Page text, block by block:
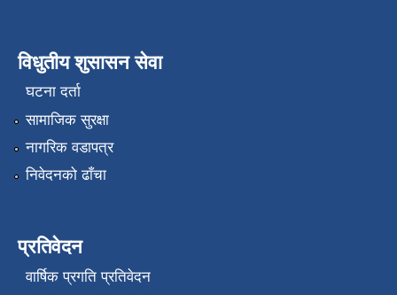
विधुतीय शुसासन सेवा
घटना दर्ता
सामाजिक सुरक्षा
नागरिक वडापत्र
निवेदनको ढाँचा
प्रतिवेदन
वार्षिक प्रगति प्रतिवेदन